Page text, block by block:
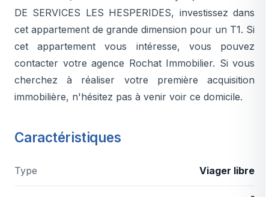
DE SERVICES LES HESPERIDES, investissez dans
cet appartement de grande dimension pour un T1. Si
cet appartement vous intéresse, vous pouvez
contacter votre agence Rochat Immobilier. Si vous
cherchez à réaliser votre première acquisition
immobilière, n'hésitez pas à venir voir ce domicile.
Caractéristiques
Type Viager libre